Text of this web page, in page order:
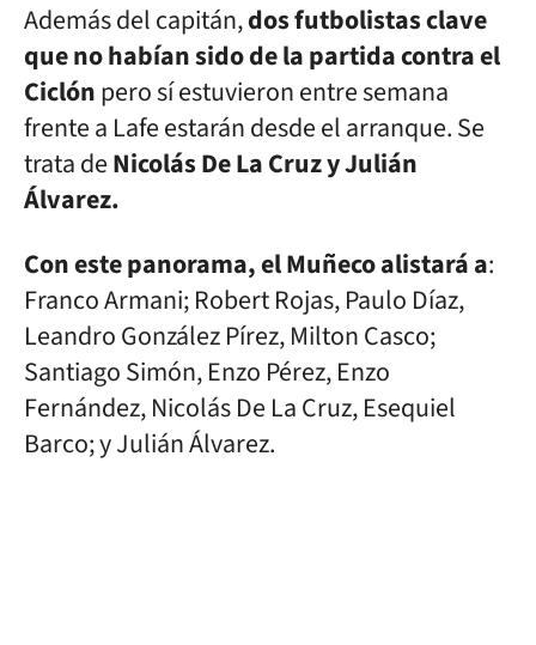
Además del capitán,dos futbolistas clave
que no habían sido de la partida contra el
Ciclónpero sí estuvieron entre semana
frente a Lafe estarán desde el arranque. Se
trata deNicolás De La Cruz y Julián
Álvarez.
Con este panorama, el Muñeco alistará a:
Franco Armani; Robert Rojas, Paulo Díaz,
Leandro González Pírez, Milton Casco;
Santiago Simón, Enzo Pérez, Enzo
Fernández, Nicolás De La Cruz, Esequiel
Barco; y Julián Álvarez.